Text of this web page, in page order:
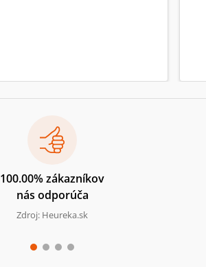
100.00% zákazníkov
nás odporúča
Zdroj: Heureka.sk